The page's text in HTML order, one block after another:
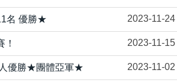
名 優勝★ 2023-11-24
2023-11-15
優勝★團體亞軍★ 2023-11-02